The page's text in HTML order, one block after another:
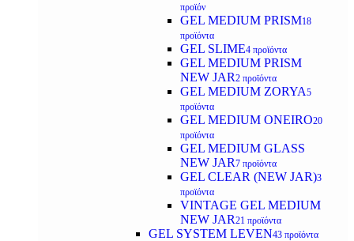
προϊόν
GEL MEDIUM PRISM18
προϊόντα
GEL SLIME4 προϊόντα
GEL MEDIUM PRISM
NEW JAR2 προϊόντα
GEL MEDIUM ZORYA5
προϊόντα
GEL MEDIUM ONEIRO20
προϊόντα
GEL MEDIUM GLASS
NEW JAR7 προϊόντα
GEL CLEAR (NEW JAR)3
προϊόντα
VINTAGE GEL MEDIUM
NEW JAR21 προϊόντα
GEL SYSTEM LEVEN43 προϊόντα